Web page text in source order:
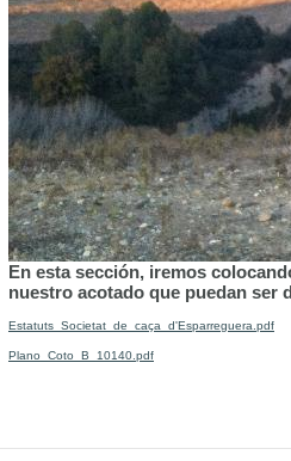
En esta sección, iremos
nuestro acotado que puedan ser
Estatuts_Societat_de_caça_d'Esparreguera.pdf
Plano_Coto_B_10140.pdf